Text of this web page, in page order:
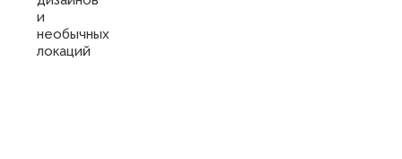
и
необычных
локаций